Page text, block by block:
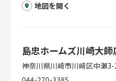
地図を開く
島忠ホームズ川崎大師
神奈川県川崎市川崎区中瀬